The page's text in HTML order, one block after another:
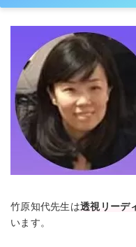
竹原知代先生は透視リーデ
います。